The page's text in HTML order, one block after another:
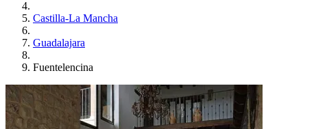
Castilla-La Mancha
Guadalajara
Fuentelencina